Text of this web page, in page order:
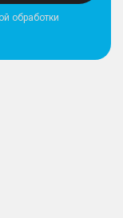
обработки